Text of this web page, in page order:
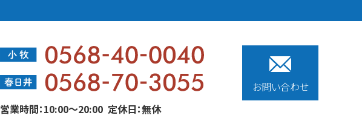
営業時間：10:00～20:00 定休日：無休
お問い合わせ